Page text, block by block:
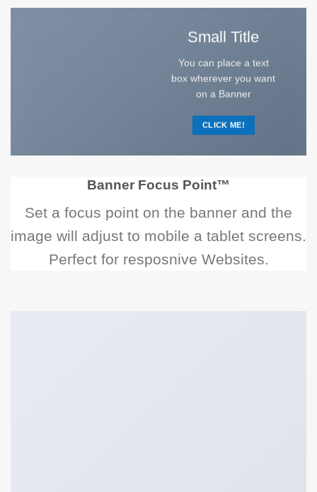
Small Title
You can place a text
box wherever you want
on a Banner
CLICK ME!
Banner Focus Point™
Set a focus point on the banner and the
image will adjust to mobile a tablet screens.
Perfect for resposnive Websites.